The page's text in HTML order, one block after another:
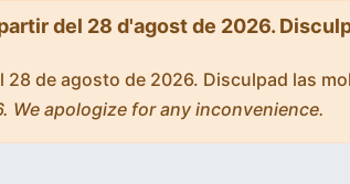
del 28 d'agost de 2026.
de agosto de 2026. Disculpad las
apologize for any inconvenience.